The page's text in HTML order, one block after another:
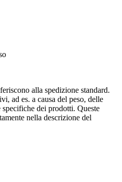
alla spedizione standard.
ad es. a causa del peso, delle
dei prodotti. Queste
nella descrizione del